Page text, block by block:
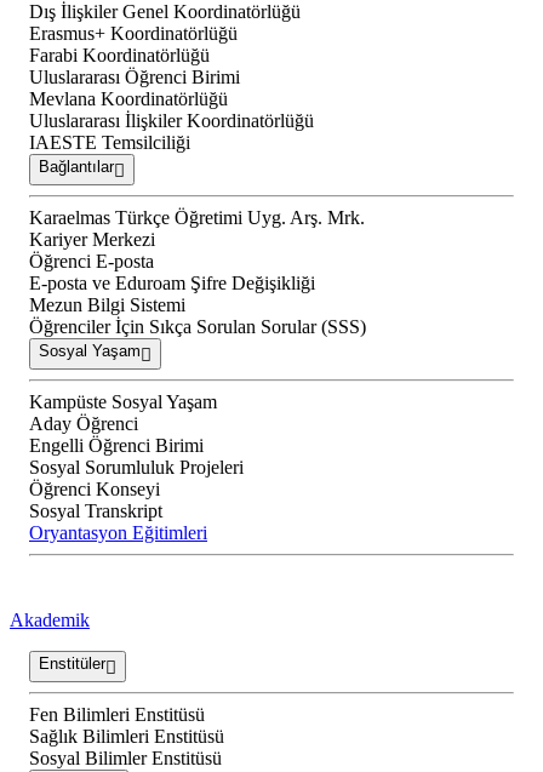
Dış İlişkiler Genel Koordinatörlüğü
Erasmus+ Koordinatörlüğü
Farabi Koordinatörlüğü
Uluslararası Öğrenci Birimi
Mevlana Koordinatörlüğü
Uluslararası İlişkiler Koordinatörlüğü
IAESTE Temsilciliği
Bağlantılar
Karaelmas Türkçe Öğretimi Uyg. Arş. Mrk.
Kariyer Merkezi
Öğrenci E-posta
E-posta ve Eduroam Şifre Değişikliği
Mezun Bilgi Sistemi
Öğrenciler İçin Sıkça Sorulan Sorular (SSS)
Sosyal Yaşam
Kampüste Sosyal Yaşam
Aday Öğrenci
Engelli Öğrenci Birimi
Sosyal Sorumluluk Projeleri
Öğrenci Konseyi
Sosyal Transkript
Oryantasyon Eğitimleri
Akademik
Enstitüler
Fen Bilimleri Enstitüsü
Sağlık Bilimleri Enstitüsü
Sosyal Bilimler Enstitüsü